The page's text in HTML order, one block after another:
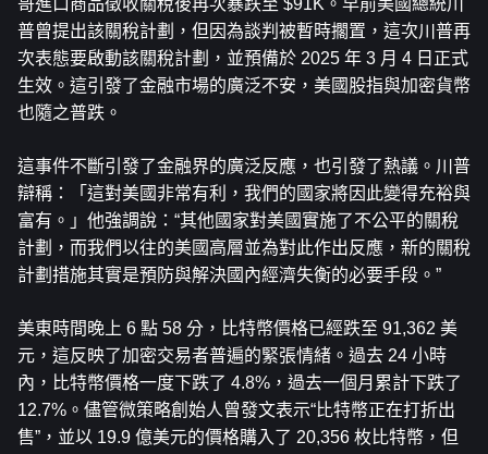
哥進口商品徵收關稅後再次暴跌至 $91K。早前美國總統川
普曾提出該關稅計劃， 但因為談判被暫時擱置，這次川普再
次表態要啟動該關稅計劃，並預備於 2025 年 3 月 4 日正式
生效。這引發了金融市場的廣泛不安，美國股指與加密貨幣
也隨之普跌。
這事件不斷引發了金融界的廣泛反應，也引發了熱議。川普
辯稱：「這對美國非常有利，我們的國家將因此變得充裕與
富有。」他強調說：“其他國家對美國實施了不公平的關稅
計劃，而我們以往的美國高層並為對此作出反應，新的關稅
計劃措施其實是預防與解決國內經濟失衡的必要手段。”
美東時間晚上 6 點 58 分，比特幣價格已經跌至 91,362 美
元，這反映了加密交易者普遍的緊張情緒。過去 24 小時
內，比特幣價格一度下跌了 4.8%，過去一個月累計下跌了
12.7%。儘管微策略創始人曾發文表示“比特幣正在打折出
售”，並以 19.9 億美元的價格購入了 20,356 枚比特幣，但